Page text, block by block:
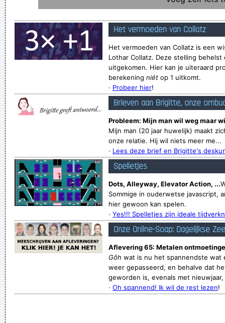
Het vermoeden van Collatz
Het vermoeden van Collatz is een
Lothar Collatz. Deze stelling
uitgekomen. Hier kan je uiteraard
berekening niét op 1 uitkomt.
· Probeer hier!
Brieven aan Brigitte, onze
Probleem: Mijn man wil weg maar
Mijn man (20 jaar huwelijk) maakt
onze relatie. Hij wil niets meer me...
· Lees deze brief en Brigitte's
Spelletjes
Dots, Alleyway, Elevator Action, ...
Sommige in ouderwetse javascript,
hier gewoon kan spelen.
· Yes!!! Spelletjes zijn ideale
Onze Online-Soap: Dagelijkse
Aflevering 65: Metalen
Gôh wat is nu het spannendste wat
weer gepasseerd, en behalve dat
geworden is, evenals met
· Oh spannend! Ik wil de rest lezen!